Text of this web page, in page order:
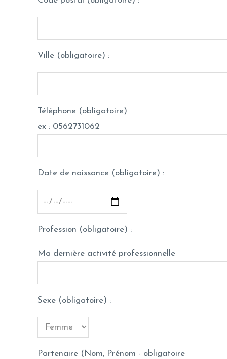
Ville (obligatoire) :
Téléphone (obligatoire)
ex : 0562731062
Date de naissance (obligatoire) :
Profession (obligatoire) :
Ma dernière activité professionnelle
Sexe (obligatoire) :
Partenaire (Nom, Prénom - obligatoire